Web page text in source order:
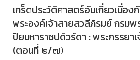
เกร็ดประวัติศาสตร์อันเกี่ยวเนื่อง
พระองค์เจ้าสายสวลีภิรมย์ กรมพ
ปิยมหาราชปดิวรัดา : พระภรรยา
(ตอนที่ ๒/๗)